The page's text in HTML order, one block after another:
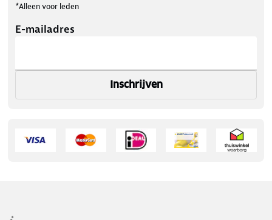
*Alleen voor leden
E-mailadres
Inschrijven